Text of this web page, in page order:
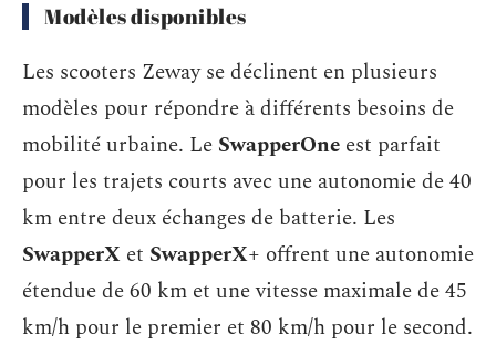
Modèles disponibles
Les scooters Zeway se déclinent en plusieurs
modèles pour répondre à différents besoins de
mobilité urbaine. Le SwapperOne est parfait
pour les trajets courts avec une autonomie de 40
km entre deux échanges de batterie. Les
SwapperX et SwapperX+ offrent une autonomie
étendue de 60 km et une vitesse maximale de 45
km/h pour le premier et 80 km/h pour le second.